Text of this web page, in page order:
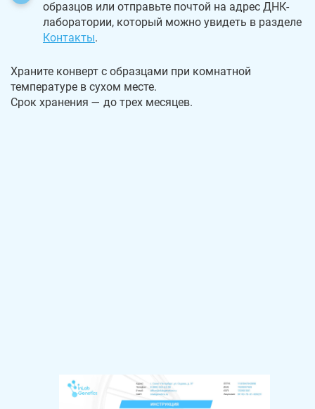
образцов или отправьте почтой на адрес ДНК-
лаборатории, который можно увидеть в разделе
Контакты.
Храните конверт с образцами при комнатной
температуре в сухом месте.
Срок хранения — до трех месяцев.